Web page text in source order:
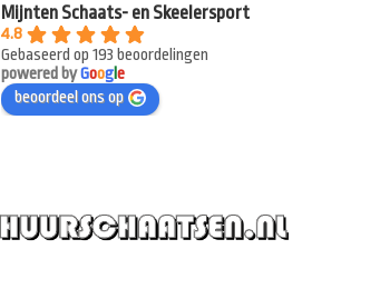
Mijnten Schaats- en Skeelersport
4.8
Gebaseerd op 193 beoordelingen
powered byGoogle
beoordeel ons op